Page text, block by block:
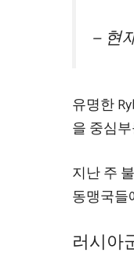
— 현
유명한
을 중심
지난 주
동맹국들
러시아